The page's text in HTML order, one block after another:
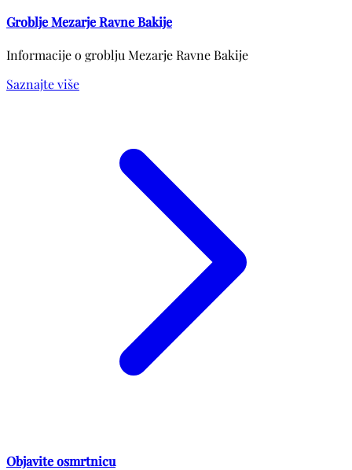
Groblje Mezarje Ravne Bakije
Informacije o groblju Mezarje Ravne Bakije
Saznajte više
Objavite osmrtnicu